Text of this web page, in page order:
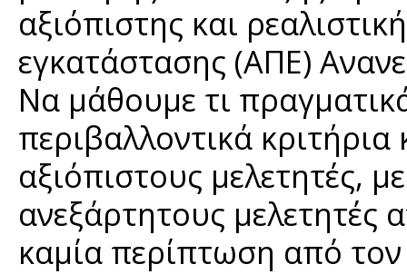
αξιόπιστης και
εγκατάστασης (ΑΠΕ)
Να μάθουμε τι
περιβαλλοντικά
αξιόπιστους μελετητές,
ανεξάρτητους μελετητές
καμία περίπτωση από τον